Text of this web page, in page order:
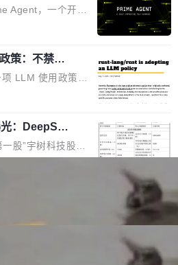
向智能硬件产业
家与资深技术顾
设备适配、芯片适
性测评及统一互联
流，帮助企业进一
响。从检测到完全
年 8 月的第六
服务相关。 Git
中贴出了一组数
。现在，每周
。GitHub...
3 超越人类
Agent，一个开源
设计围绕两个抽
（RLM）和 C
3 基准测试
组合达到了 95.
报告的人类专
coding agent 包装
上大多数 coding
harness 的设
策：不禁
是你写的
LLM 使用政策，
代码贡献。这不
由五个团队采纳，
于 AI 辅助贡献最
只有一句话：LLM
建议，但不能用来
更，除非作者本身
：DeepSe
个月
股”宇树科技股份
战略配售结果，杭
科技战略配售对
修复多次传递同